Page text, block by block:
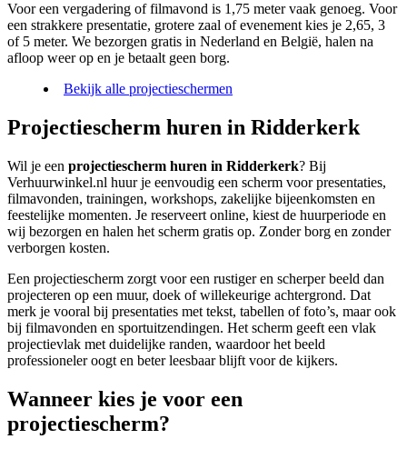
Voor een vergadering of filmavond is 1,75 meter vaak genoeg. Voor
een strakkere presentatie, grotere zaal of evenement kies je 2,65, 3
of 5 meter. We bezorgen gratis in Nederland en België, halen na
afloop weer op en je betaalt geen borg.
Bekijk alle projectieschermen
Projectiescherm huren in Ridderkerk
Wil je een projectiescherm huren in Ridderkerk? Bij
Verhuurwinkel.nl huur je eenvoudig een scherm voor presentaties,
filmavonden, trainingen, workshops, zakelijke bijeenkomsten en
feestelijke momenten. Je reserveert online, kiest de huurperiode en
wij bezorgen en halen het scherm gratis op. Zonder borg en zonder
verborgen kosten.
Een projectiescherm zorgt voor een rustiger en scherper beeld dan
projecteren op een muur, doek of willekeurige achtergrond. Dat
merk je vooral bij presentaties met tekst, tabellen of foto’s, maar ook
bij filmavonden en sportuitzendingen. Het scherm geeft een vlak
projectievlak met duidelijke randen, waardoor het beeld
professioneler oogt en beter leesbaar blijft voor de kijkers.
Wanneer kies je voor een
projectiescherm?